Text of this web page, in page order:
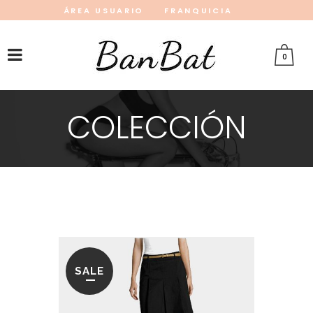
ÁREA USUARIO
FRANQUICIA
0
COLECCIÓN
SALE